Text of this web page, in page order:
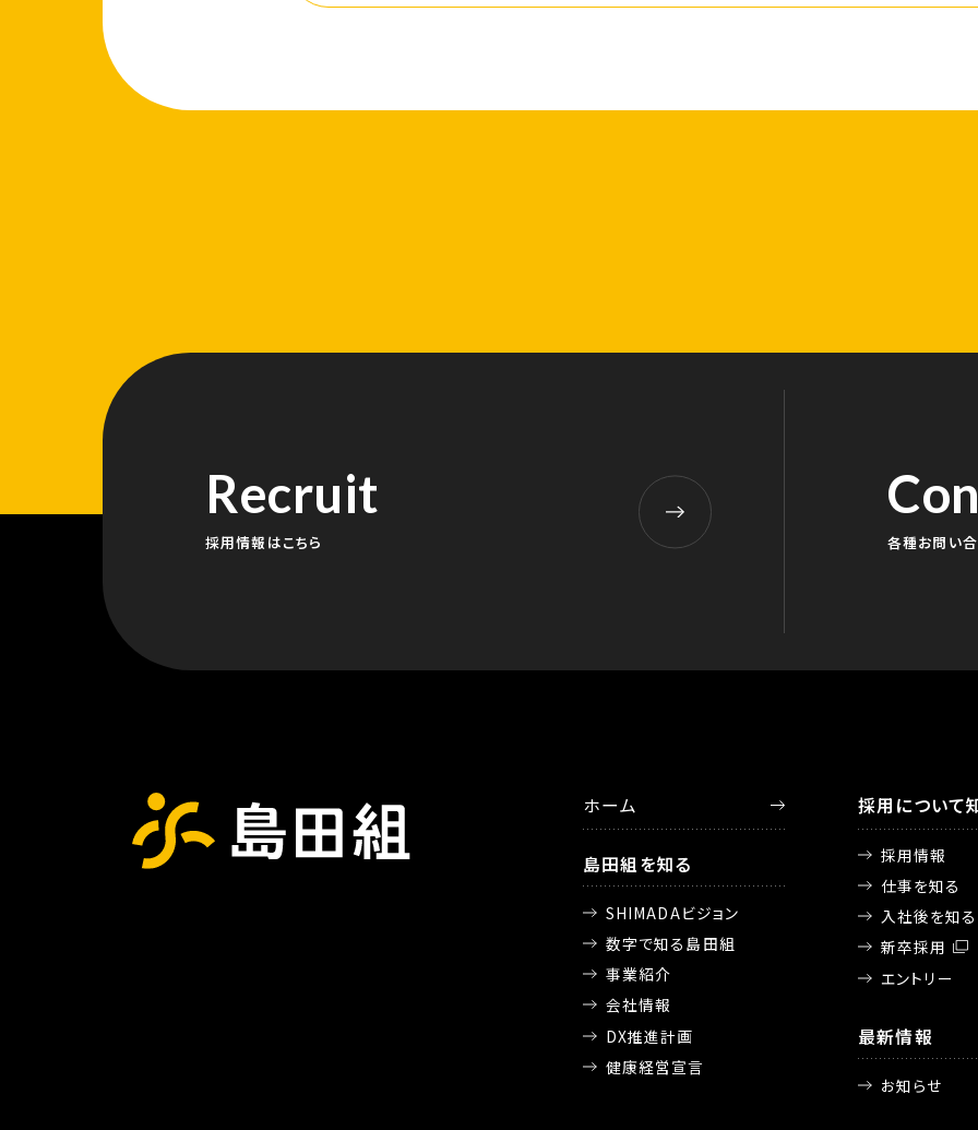
Recruit
採用情報はこちら 各種お問い
ホーム
島田組を知る
SHIMADAビジョン
数字で知る島田組
事業紹介
会社情報
DX推進計画
健康経営宣言
採用について
採用情報
仕事を知る
入社後を知る
新卒採用
エントリー
最新情報
お知らせ